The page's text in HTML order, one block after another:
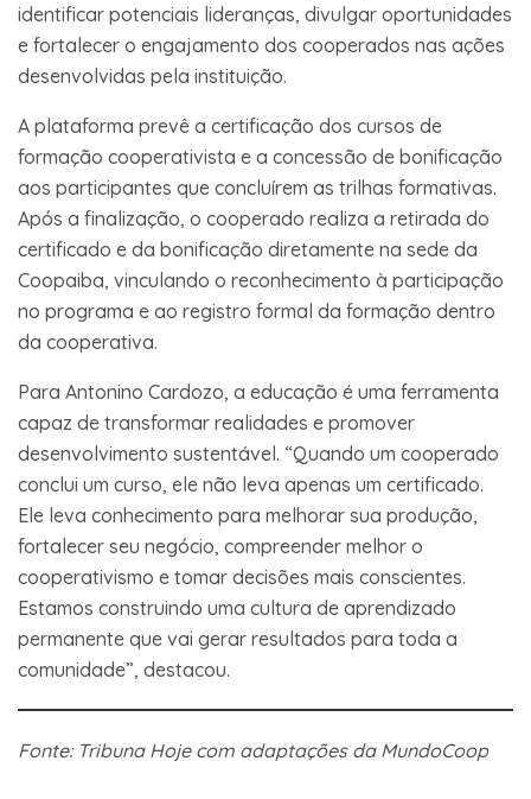
identificar potenciais lideranças, divulgar oportunidades
e fortalecer o engajamento dos cooperados nas ações
desenvolvidas pela instituição.
A plataforma prevê a certificação dos cursos de
formação cooperativista e a concessão de bonificação
aos participantes que concluírem as trilhas formativas.
Após a finalização, o cooperado realiza a retirada do
certificado e da bonificação diretamente na sede da
Coopaiba, vinculando o reconhecimento à participação
no programa e ao registro formal da formação dentro
da cooperativa.
Para Antonino Cardozo, a educação é uma ferramenta
capaz de transformar realidades e promover
desenvolvimento sustentável. “Quando um cooperado
conclui um curso, ele não leva apenas um certificado.
Ele leva conhecimento para melhorar sua produção,
fortalecer seu negócio, compreender melhor o
cooperativismo e tomar decisões mais conscientes.
Estamos construindo uma cultura de aprendizado
permanente que vai gerar resultados para toda a
comunidade”, destacou.
Fonte: Tribuna Hoje com adaptações da MundoCoop